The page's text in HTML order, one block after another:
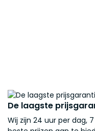
De laagste
Wij zijn 24 uur per dag,